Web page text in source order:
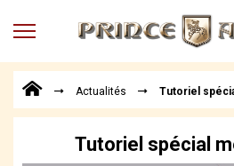
MENU
Points
de
Vente
Conseil
Actualités Tutoriel
Tutoriel spécial